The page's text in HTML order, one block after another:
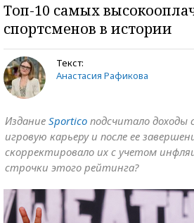
Топ-10 самых
спортсменов в истории
Текст:
Анастасия Рафикова
Издание Sportico подсчитало доходы
игровую карьеру и после ее
скорректировало их с учетом
строчки этого рейтинга?